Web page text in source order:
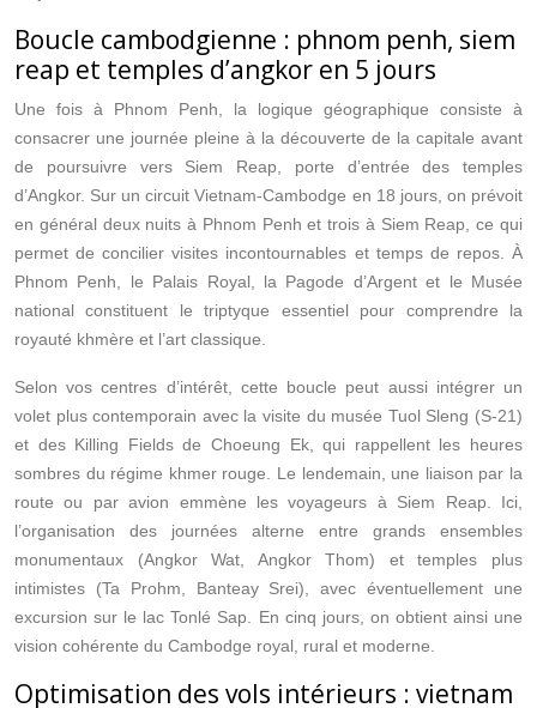
Boucle cambodgienne : phnom penh, siem
reap et temples d’angkor en 5 jours
Une fois à Phnom Penh, la logique géographique consiste à
consacrer une journée pleine à la découverte de la capitale avant
de poursuivre vers Siem Reap, porte d’entrée des temples
d’Angkor. Sur un circuit Vietnam-Cambodge en 18 jours, on prévoit
en général deux nuits à Phnom Penh et trois à Siem Reap, ce qui
permet de concilier visites incontournables et temps de repos. À
Phnom Penh, le Palais Royal, la Pagode d’Argent et le Musée
national constituent le triptyque essentiel pour comprendre la
royauté khmère et l’art classique.
Selon vos centres d’intérêt, cette boucle peut aussi intégrer un
volet plus contemporain avec la visite du musée Tuol Sleng (S-21)
et des Killing Fields de Choeung Ek, qui rappellent les heures
sombres du régime khmer rouge. Le lendemain, une liaison par la
route ou par avion emmène les voyageurs à Siem Reap. Ici,
l’organisation des journées alterne entre grands ensembles
monumentaux (Angkor Wat, Angkor Thom) et temples plus
intimistes (Ta Prohm, Banteay Srei), avec éventuellement une
excursion sur le lac Tonlé Sap. En cinq jours, on obtient ainsi une
vision cohérente du Cambodge royal, rural et moderne.
Optimisation des vols intérieurs : vietnam